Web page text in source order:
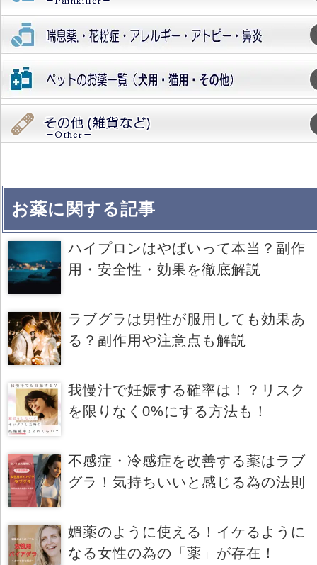
お薬に関する記事
ハイプロンはやばいって本当？副作
用・安全性・効果を徹底解説
ラブグラは男性が服用しても効果あ
る？副作用や注意点も解説
我慢汁で妊娠する確率は！？リスク
を限りなく0%にする方法も！
不感症・冷感症を改善する薬はラブ
グラ！気持ちいいと感じる為の法則
媚薬のように使える！イケるように
なる女性の為の「薬」が存在！